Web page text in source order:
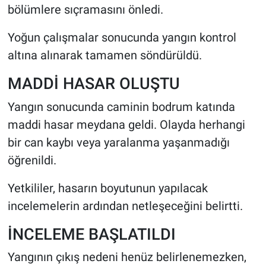
bölümlere sıçramasını önledi.
Yoğun çalışmalar sonucunda yangın kontrol
altına alınarak tamamen söndürüldü.
MADDİ HASAR OLUŞTU
Yangın sonucunda caminin bodrum katında
maddi hasar meydana geldi. Olayda herhangi
bir can kaybı veya yaralanma yaşanmadığı
öğrenildi.
Yetkililer, hasarın boyutunun yapılacak
incelemelerin ardından netleşeceğini belirtti.
İNCELEME BAŞLATILDI
Yangının çıkış nedeni henüz belirlenemezken,